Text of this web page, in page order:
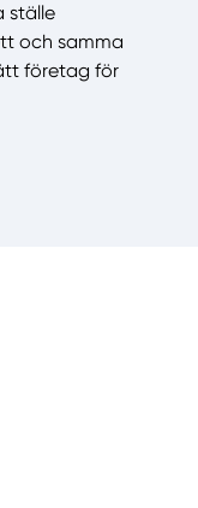
ställe
och samma
företag för